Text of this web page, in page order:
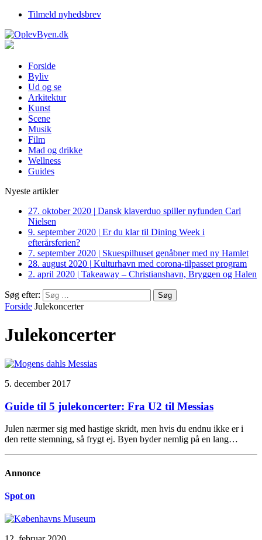
Tilmeld nyhedsbrev
Forside
Byliv
Ud og se
Arkitektur
Kunst
Scene
Musik
Film
Mad og drikke
Wellness
Guides
Nyeste artikler
27. oktober 2020 | Dansk klaverduo spiller nyfunden Carl
Nielsen
9. september 2020 | Er du klar til Dining Week i
efterårsferien?
7. september 2020 | Skuespilhuset genåbner med ny Hamlet
28. august 2020 | Kulturhavn med corona-tilpasset program
2. april 2020 | Takeaway – Christianshavn, Bryggen og Halen
Søg efter:
Forside Julekoncerter
Julekoncerter
5. december 2017
Guide til 5 julekoncerter: Fra U2 til Messias
Julen nærmer sig med hastige skridt, men hvis du endnu ikke er i
den rette stemning, så frygt ej. Byen byder nemlig på en lang…
Annonce
Spot on